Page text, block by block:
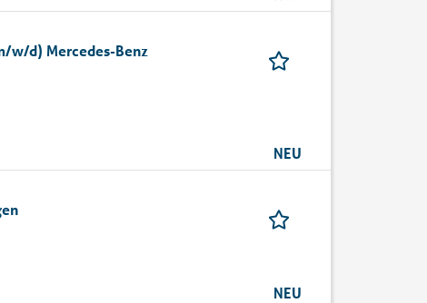
w/d) Mercedes-Benz
NEU
NEU